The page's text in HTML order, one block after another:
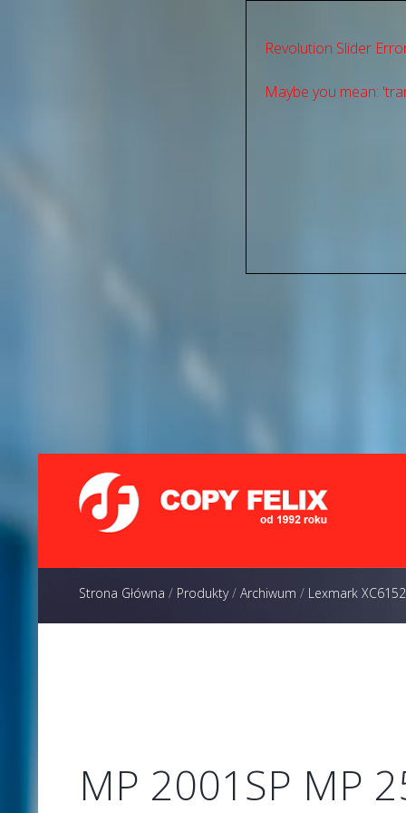
Revolution Slider
Maybe you mean:
Strona Główna / Produkty/ Archiwum / Lexmark XC6152
MP 2001SP MP